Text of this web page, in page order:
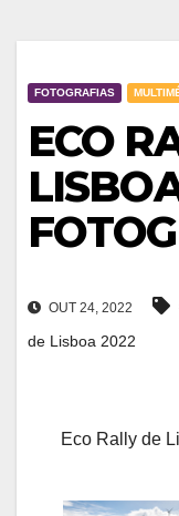
FOTOGRAFIAS
ECO
OUT 24, 2022
de Lisboa 2022
Eco Rally de